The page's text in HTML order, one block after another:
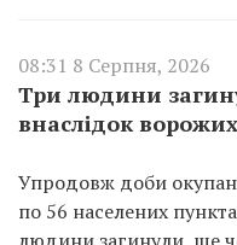
08:31 8 Серпня, 2026
Три людини
внаслідок
Упродовж доби
по 56 населених